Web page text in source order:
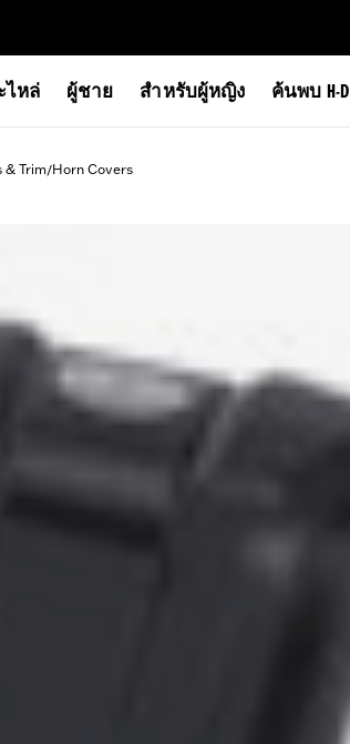
ไหล่ ผู้ชาย สำหรับผู้หญิง ค้นพบ H-D
& Trim/Horn Covers